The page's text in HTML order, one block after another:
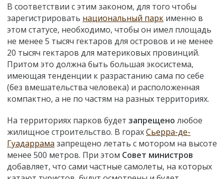
В соответствии с этим законом, для того чтобы
зарегистрировать национальный парк именно в
этом статусе, необходимо, чтобы он имел площадь
не менее 5 тысяч гектаров для островов и не менее
20 тысяч гектаров для материковых провинций.
Притом это должна быть большая экосистема,
имеющая тенденции к разрастанию сама по себе
(без вмешательства человека) и расположенная
компактно, а не по частям на разных территориях.
На территориях парков будет запрещено любое
жилищное строительство. В горахСьерра-де-
Гуадаррама запрещено летать с мотором на высоте
менее 500 метров. При этом Совет министров
добавляет, что сами частные самолеты, на которых